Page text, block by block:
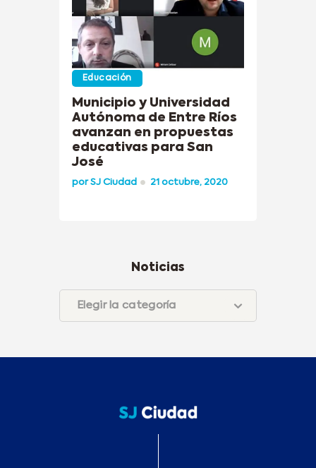
Educación
Municipio y Universidad
Autónoma de Entre Ríos
avanzan en propuestas
educativas para San
José
porSJ Ciudad 21 octubre, 2020
Noticias